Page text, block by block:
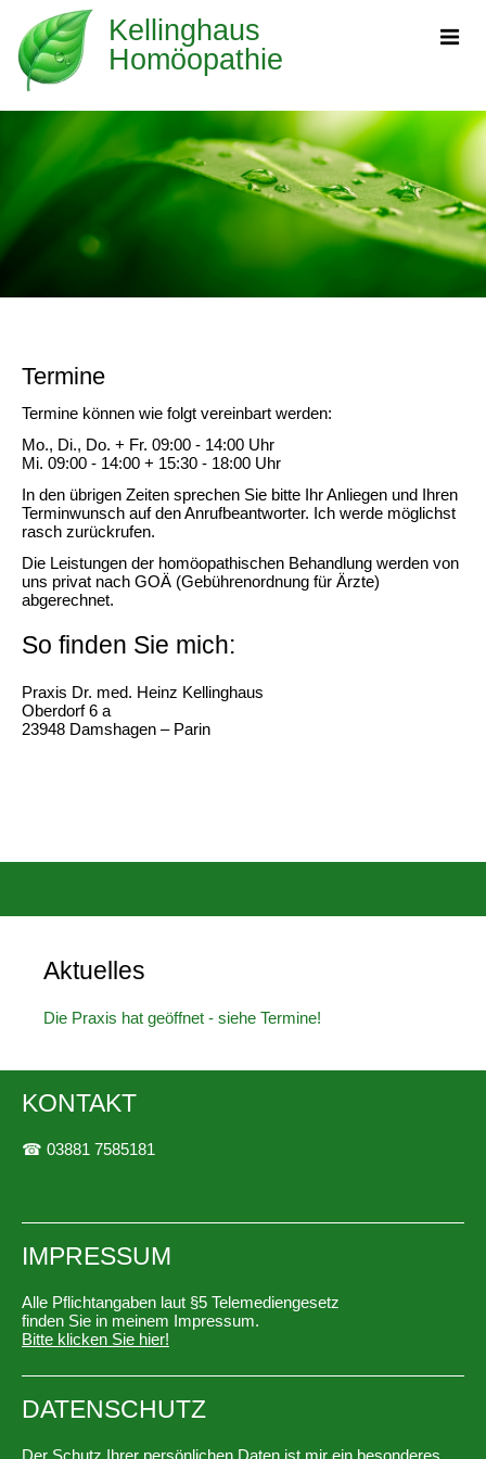
Kellinghaus
Homöopathie
Termine
Termine können wie folgt vereinbart werden:
Mo., Di., Do. + Fr. 09:00 - 14:00 Uhr
Mi. 09:00 - 14:00 + 15:30 - 18:00 Uhr
In den übrigen Zeiten sprechen Sie bitte Ihr Anliegen und Ihren
Terminwunsch auf den Anrufbeantworter. Ich werde möglichst
rasch zurückrufen.
Die Leistungen der homöopathischen Behandlung werden von
uns privat nach GOÄ (Gebührenordnung für Ärzte)
abgerechnet.
So finden Sie mich:
Praxis Dr. med. Heinz Kellinghaus
Oberdorf 6 a
23948 Damshagen – Parin
Aktuelles
Die Praxis hat geöffnet - siehe Termine!
KONTAKT
☎ 03881 7585181
IMPRESSUM
Alle Pflichtangaben laut §5 Telemediengesetz
finden Sie in meinem Impressum.
Bitte klicken Sie hier!
DATENSCHUTZ